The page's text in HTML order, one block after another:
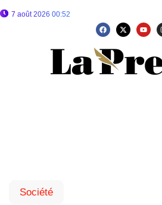
7 août 2026 00:52
Société